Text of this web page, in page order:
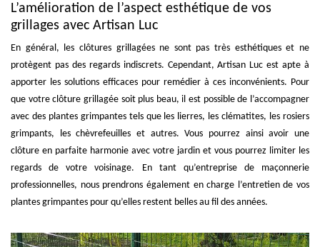
L’amélioration de l’aspect esthétique de vos
grillages avec Artisan Luc
En général, les clôtures grillagées ne sont pas très esthétiques et ne
protègent pas des regards indiscrets. Cependant, Artisan Luc est apte à
apporter les solutions efficaces pour remédier à ces inconvénients. Pour
que votre clôture grillagée soit plus beau, il est possible de l’accompagner
avec des plantes grimpantes tels que les lierres, les clématites, les rosiers
grimpants, les chèvrefeuilles et autres. Vous pourrez ainsi avoir une
clôture en parfaite harmonie avec votre jardin et vous pourrez limiter les
regards de votre voisinage. En tant qu’entreprise de maçonnerie
professionnelles, nous prendrons également en charge l’entretien de vos
plantes grimpantes pour qu’elles restent belles au fil des années.